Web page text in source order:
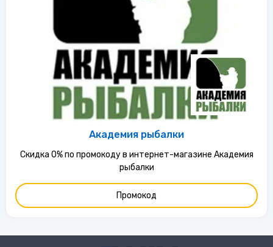
Академия рыбалки
Скидка 0% по промокоду в интернет-магазине Академия
рыбалки
Промокод